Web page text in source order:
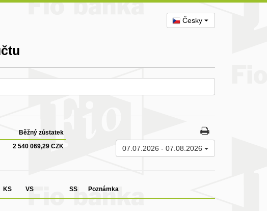
Česky
Běžný zůstatek
2 540 069,29 CZK 07.07.2026 - 07.08.2026
KS VS SS Poznámka